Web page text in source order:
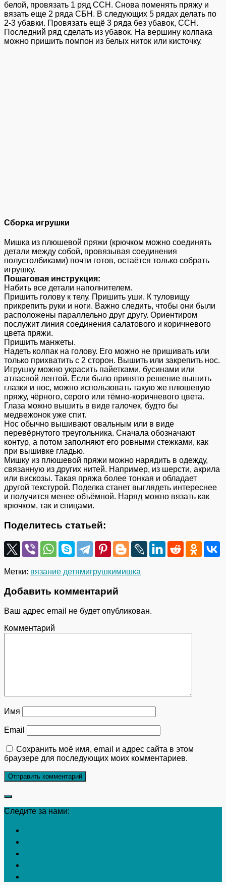
белой, провязать 1 ряд ССН. Снова поменять пряжу и
вязать еще 2 ряда СБН. В следующих 5 рядах делать по
2-3 убавки. Провязать ещё 3 ряда без убавок, ССН.
Последний ряд сделать из убавок. На вершину колпака
можно пришить помпон из белых ниток или кисточку.
Сборка игрушки
Мишка из плюшевой пряжи (крючком можно соединять
детали между собой, провязывая соединения
полустолбиками) почти готов, остаётся только собрать
игрушку.
Пошаговая инструкция:
Набить все детали наполнителем.
Пришить голову к телу. Пришить уши. К туловищу
прикрепить руки и ноги. Важно следить, чтобы они были
расположены параллельно друг другу. Ориентиром
послужит линия соединения салатового и коричневого
цвета пряжи.
Пришить манжеты.
Надеть колпак на голову. Его можно не пришивать или
только прихватить с 2 сторон. Вышить или закрепить нос.
Игрушку можно украсить пайетками, бусинами или
атласной лентой. Если было принято решение вышить
глазки и нос, можно использовать такую же плюшевую
пряжу, чёрного, серого или тёмно-коричневого цвета.
Глаза можно вышить в виде галочек, будто бы
медвежонок уже спит.
Нос обычно вышивают овальным или в виде
перевёрнутого треугольника. Сначала обозначают
контур, а потом заполняют его ровными стежками, как
при вышивке гладью.
Мишку из плюшевой пряжи можно нарядить в одежду,
связанную из других нитей. Например, из шерсти, акрила
или вискозы. Такая пряжа более тонкая и обладает
другой текстурой. Поделка станет выглядеть интереснее
и получится менее объёмной. Наряд можно вязать как
крючком, так и спицами.
Поделитесь статьей:
Метки: вязание детямигрушкимишка
Добавить комментарий
Ваш адрес email не будет опубликован.
Комментарий
Имя
Email
Сохранить моё имя, email и адрес сайта в этом
браузере для последующих моих комментариев.
Следите за нами: